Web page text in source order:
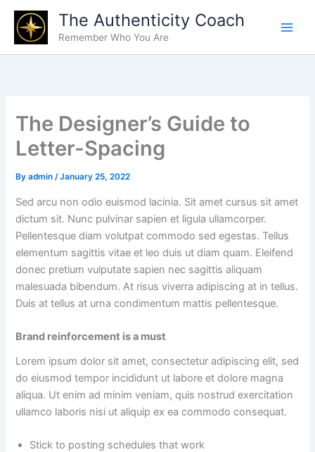
Skip
content
The Authenticity Coach
Remember Who You Are
The Designer’s Guide to
Letter-Spacing
Byadmin/January 25, 2022
Sed arcu non odio euismod lacinia. Sit amet cursus sit amet
dictum sit. Nunc pulvinar sapien et ligula ullamcorper.
Pellentesque diam volutpat commodo sed egestas. Tellus
elementum sagittis vitae et leo duis ut diam quam. Eleifend
donec pretium vulputate sapien nec sagittis aliquam
malesuada bibendum. At risus viverra adipiscing at in tellus.
Duis at tellus at urna condimentum mattis pellentesque.
Brand reinforcement is a must
Lorem ipsum dolor sit amet, consectetur adipiscing elit, sed
do eiusmod tempor incididunt ut labore et dolore magna
aliqua. Ut enim ad minim veniam, quis nostrud exercitation
ullamco laboris nisi ut aliquip ex ea commodo consequat.
Stick to posting schedules that work